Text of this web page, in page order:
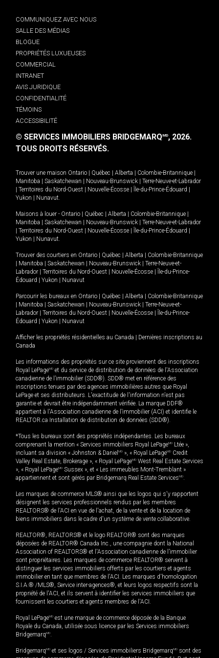
COMMUNIQUEZ AVEC NOUS
SALLE DES MÉDIAS
BLOGUE
PROPRIÉTÉS LUXUEUSES
COMMERCIAL
INTRANET
AVIS JURIDIQUE
CONFIDENTIALITÉ
TÉMOINS
ACCESSIBILITÉ
© SERVICES IMMOBILIERS BRIDGEMARQMD, 2026.
TOUS DROITS RÉSERVÉS.
Trouver une maison Ontario Québec Alberta Colombie-Britannique
Manitoba
Saskatchewan Nouveau-Brunswick
Terre-Neuve-et-Labrador
Territoires du Nord-Ouest Nouvelle-Écosse Île-du-Prince-Édouard
Yukon
Nunavut.
Maisons à louer - Ontario Québec Alberta Colombie-Britannique
Manitoba
Saskatchewan Nouveau-Brunswick
Terre-Neuve-et-Labrador
Territoires du Nord-Ouest Nouvelle-Écosse Île-du-Prince-Édouard
Yukon
Nunavut.
Trouver des courtiers en Ontario Québec Alberta
Colombie-Britannique
Manitoba Saskatchewan Nouveau-Brunswick
Terre-Neuve-et-
Labrador
Territoires du Nord-Ouest Nouvelle-Écosse
Île-du-Prince-
Édouard
Yukon Nunavut
Parcourir les bureaux en Ontario Québec Alberta
Colombie-Britannique
Manitoba Saskatchewan Nouveau-Brunswick
Terre-Neuve-et-
Labrador
Territoires du Nord-Ouest Nouvelle-Écosse
Île-du-Prince-
Édouard
Yukon Nunavut
Afficher les propriétés résidentielles au Canada
Dernières inscriptions au
Canada
Les informations des propriétés sur ce site proviennent des inscriptions
Royal LePageMD et du service de distribution de données de l'Association
canadienne de l’immobilier (SDD®). SDD® met en référence des
inscriptions tenues par des agences immobilières autres que Royal
LePage et ses distributeurs. L'exactitude de l'information n'est pas
garantie et devrait être indépendamment vérifiée. La marque DDF®
appartient à l'Association canadienne de l’immobilier (ACI) et identifie le
REALTOR.ca Installation de distribution de données (SDD®).
*Tous les bureaux sont des propriétés indépendantes. Les bureaux
comprenant la mention « Services immobiliers Royal LePageMD Ltée »,
incluant sa division « Johnston & Daniel MD », « Royal LePageMD Credit
Valley Real Estate, Brokerage », « Royal LePageMD West Real Estate Services
», « Royal LePageMD Sussex », et « Les immeubles Mont-Tremblant »
appartiennent et sont gérés par Bridgemarq Real Estate ServicesMD.
Les marques de commerce MLS® ainsi que les logos qui s'y rapportent
désignent les services professionnels rendus par les membres
REALTORS® de l'ACI en vue de l'achat, de la vente et de la location de
biens immobiliers dans le cadre d'un système de vente collaborative.
REALTOR®, REALTORS® et le logo REALTOR® sont des marques
déposées de REALTOR® Canada Inc., une compagnie dont la National
Association of REALTORS® et l'Association canadienne de l’immobilier
sont propriétaires. Les marques de commerce REALTOR® servent à
distinguer les services immobiliers offerts par les courtiers et agents
immobilier en tant que membres de l'ACI. Les marques d'homologation
S.I.A.® /MLS®, Service inter-agences®, et leurs logos respectifs sont la
propriété de l'ACI, et ils servent à identifier les services immobiliers que
fournissent les courtiers et agents membres de l'ACI.
Royal LePageMD est une marque de commerce déposée de la Banque
Royale du Canada, utilisée sous licence par les Services immobiliers
BridgemarqMD.
BridgemarqMD et ses logos / Services immobiliers BridgemarqMD sont des